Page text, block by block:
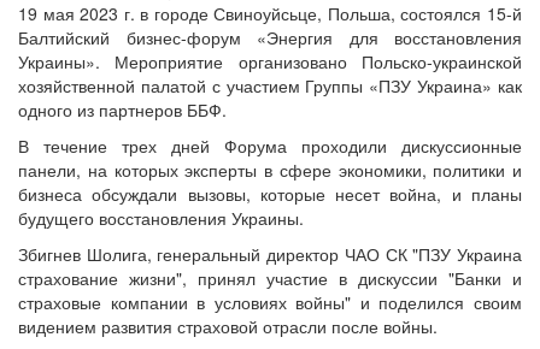
19 мая 2023 г. в городе Свиноуйсьце, Польша, состоялся 15-й
Балтийский бизнес-форум «Энергия для восстановления
Украины». Мероприятие организовано Польско-украинской
хозяйственной палатой с участием Группы «ПЗУ Украина» как
одного из партнеров ББФ.
В течение трех дней Форума проходили дискуссионные
панели, на которых эксперты в сфере экономики, политики и
бизнеса обсуждали вызовы, которые несет война, и планы
будущего восстановления Украины.
Збигнев Шолига, генеральный директор ЧАО СК "ПЗУ Украина
страхование жизни", принял участие в дискуссии "Банки и
страховые компании в условиях войны" и поделился своим
видением развития страховой отрасли после войны.